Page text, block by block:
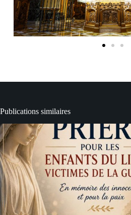
Publications similaires